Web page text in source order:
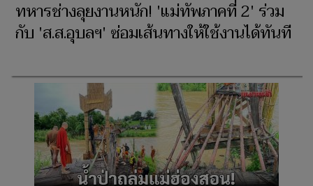
ทหารช่างลุยงานหนัก! 'แม่ทัพภาคที่ 2' ร่วม
กับ 'ส.ส.อุบลฯ' ซ่อมเส้นทางให้ใช้งานได้ทันที